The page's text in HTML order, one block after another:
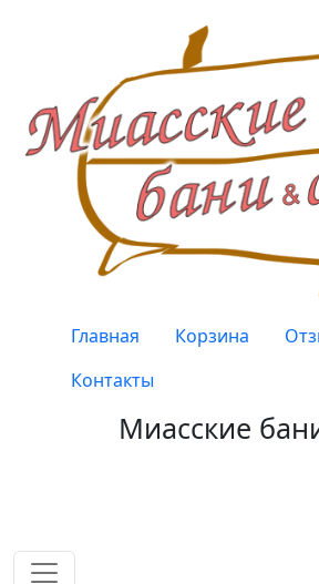
Верхнее меню
Главная Корзина
Контакты
Миасские